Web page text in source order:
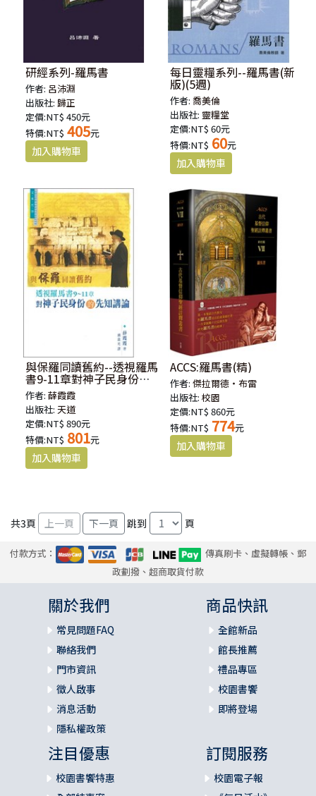
研經系列-羅馬書
作者: 呂沛淵
出版社:歸正
定價:NT$ 450元
特價:NT$ 405元
每日靈糧系列--羅馬書(新
版)(5週)
作者:喬美倫
出版社: 靈糧堂
定價:NT$ 60元
特價:NT$ 60元
與保羅同讀舊約--透視羅馬
書9-11章對神子民身份的
先知講論
作者:薛霞霞
出版社:天道
定價:NT$ 890元
特價:NT$ 801元
ACCS:羅馬書(精)
作者:傑拉爾德‧布雷
出版社:校園
定價:NT$ 860元
特價:NT$ 774元
共3頁 跳到 頁
付款方式：
傳真刷卡、虛擬轉帳、郵
政劃撥、超商取貨付款
關於我們
常見問題FAQ
聯絡我們
門市資訊
徵人啟事
消息活動
隱私權政策
商品快訊
全館新品
館長推薦
禮品專區
校園書饗
即將登場
注目優惠
校園書饗特惠
訂閱服務
校園電子報